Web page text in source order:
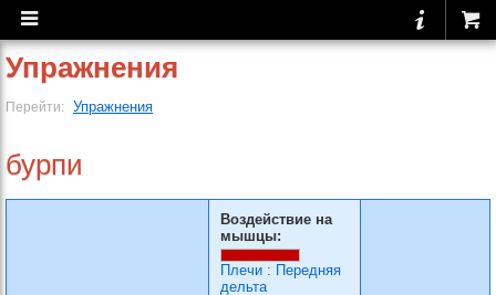
Упражнения
Перейти: Упражнения
бурпи
Воздействие на
мышцы:
Плечи : Передняя
дельта